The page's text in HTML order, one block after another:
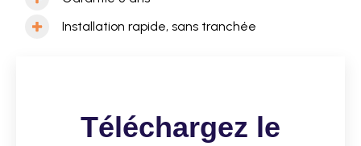
Installation rapide, sans tranchée
Téléchargez le